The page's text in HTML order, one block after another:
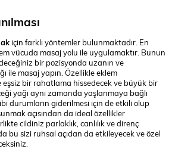
için farklı yöntemler bulunmaktadır. En
vücuda masaj yolu ile uygulamaktır. Bunun
bir pozisyonda uzanın ve
ile masaj yapın. Özellikle eklem
eşsiz bir rahatlama hissedecek ve büyük bir
yağı aynı zamanda yaşlanmaya bağlı
durumların giderilmesi için de etkili olup
açısından da ideal özellikler
cildiniz parlaklık, canlılık ve direnç
bu sizi ruhsal açıdan da etkileyecek ve özel